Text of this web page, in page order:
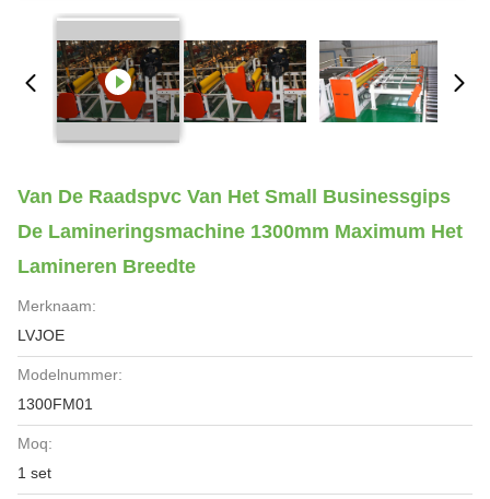
Van De Raadspvc Van Het Small Businessgips
De Lamineringsmachine 1300mm Maximum Het
Lamineren Breedte
Merknaam:
LVJOE
Modelnummer:
1300FM01
Moq:
1 set